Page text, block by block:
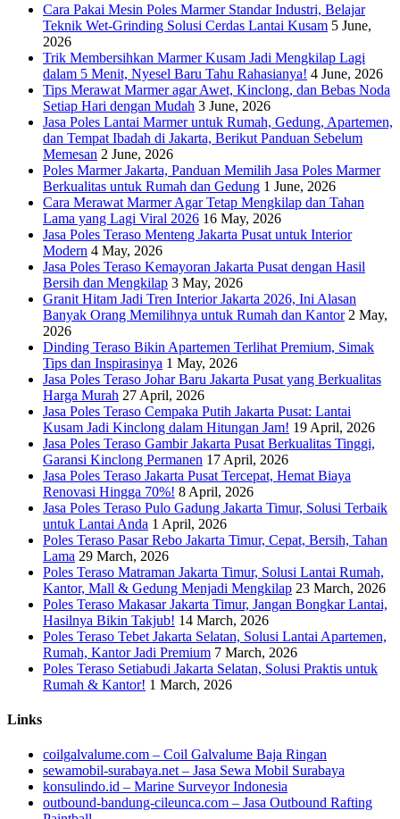
Cara Pakai Mesin Poles Marmer Standar Industri, Belajar
Teknik Wet-Grinding Solusi Cerdas Lantai Kusam 5 June,
2026
Trik Membersihkan Marmer Kusam Jadi Mengkilap Lagi
dalam 5 Menit, Nyesel Baru Tahu Rahasianya! 4 June, 2026
Tips Merawat Marmer agar Awet, Kinclong, dan Bebas Noda
Setiap Hari dengan Mudah 3 June, 2026
Jasa Poles Lantai Marmer untuk Rumah, Gedung, Apartemen,
dan Tempat Ibadah di Jakarta, Berikut Panduan Sebelum
Memesan 2 June, 2026
Poles Marmer Jakarta, Panduan Memilih Jasa Poles Marmer
Berkualitas untuk Rumah dan Gedung 1 June, 2026
Cara Merawat Marmer Agar Tetap Mengkilap dan Tahan
Lama yang Lagi Viral 2026 16 May, 2026
Jasa Poles Teraso Menteng Jakarta Pusat untuk Interior
Modern 4 May, 2026
Jasa Poles Teraso Kemayoran Jakarta Pusat dengan Hasil
Bersih dan Mengkilap 3 May, 2026
Granit Hitam Jadi Tren Interior Jakarta 2026, Ini Alasan
Banyak Orang Memilihnya untuk Rumah dan Kantor 2 May,
2026
Dinding Teraso Bikin Apartemen Terlihat Premium, Simak
Tips dan Inspirasinya 1 May, 2026
Jasa Poles Teraso Johar Baru Jakarta Pusat yang Berkualitas
Harga Murah 27 April, 2026
Jasa Poles Teraso Cempaka Putih Jakarta Pusat: Lantai
Kusam Jadi Kinclong dalam Hitungan Jam! 19 April, 2026
Jasa Poles Teraso Gambir Jakarta Pusat Berkualitas Tinggi,
Garansi Kinclong Permanen 17 April, 2026
Jasa Poles Teraso Jakarta Pusat Tercepat, Hemat Biaya
Renovasi Hingga 70%! 8 April, 2026
Jasa Poles Teraso Pulo Gadung Jakarta Timur, Solusi Terbaik
untuk Lantai Anda 1 April, 2026
Poles Teraso Pasar Rebo Jakarta Timur, Cepat, Bersih, Tahan
Lama 29 March, 2026
Poles Teraso Matraman Jakarta Timur, Solusi Lantai Rumah,
Kantor, Mall & Gedung Menjadi Mengkilap 23 March, 2026
Poles Teraso Makasar Jakarta Timur, Jangan Bongkar Lantai,
Hasilnya Bikin Takjub! 14 March, 2026
Poles Teraso Tebet Jakarta Selatan, Solusi Lantai Apartemen,
Rumah, Kantor Jadi Premium 7 March, 2026
Poles Teraso Setiabudi Jakarta Selatan, Solusi Praktis untuk
Rumah & Kantor! 1 March, 2026
Links
coilgalvalume.com – Coil Galvalume Baja Ringan
sewamobil-surabaya.net – Jasa Sewa Mobil Surabaya
konsulindo.id – Marine Surveyor Indonesia
outbound-bandung-cileunca.com – Jasa Outbound Rafting